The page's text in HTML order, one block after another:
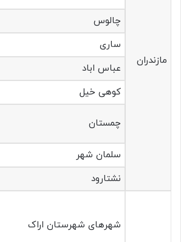
مازندران
چالوس
ساری
عباس اباد
کوهی خیل
چمستان
سلمان شهر
نشتارود
شهرهای شهرستان اراک